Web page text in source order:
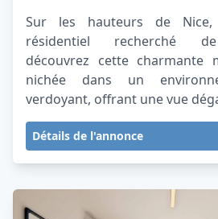
Sur les hauteurs de
résidentiel recherché de
découvrez cette charmante
nichée dans un
verdoyant, offrant une vue
Détails de l'annonce